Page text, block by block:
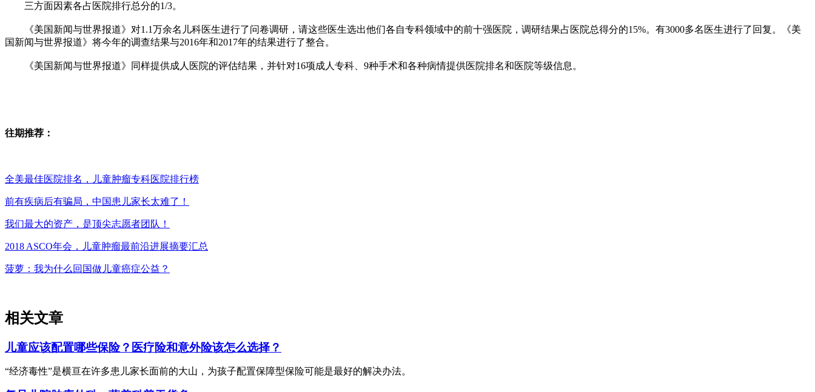
三方面因素各占医院排行总分的1/3。
《美国新闻与世界报道》对1.1万余名儿科医生进行了问卷调研，请这些医生选出他们各自专科领域中的前十强医院，调研结果占医院总得分的15%。有3000多名医生进行了回复。《美
国新闻与世界报道》将今年的调查结果与2016年和2017年的结果进行了整合。
《美国新闻与世界报道》同样提供成人医院的评估结果，并针对16项成人专科、9种手术和各种病情提供医院排名和医院等级信息。
往期推荐：
全美最佳医院排名，儿童肿瘤专科医院排行榜
前有疾病后有骗局，中国患儿家长太难了！
我们最大的资产，是顶尖志愿者团队！
2018 ASCO年会，儿童肿瘤最前沿进展摘要汇总
菠萝：我为什么回国做儿童癌症公益？
相关文章
儿童应该配置哪些保险？医疗险和意外险该怎么选择？
“经济毒性”是横亘在许多患儿家长面前的大山，为孩子配置保障型保险可能是最好的解决办法。